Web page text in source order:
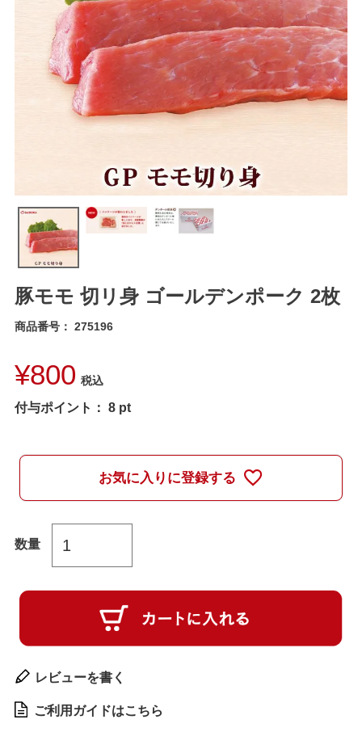
豚モモ 切リ身 ゴールデンポーク 2枚
商品番号 275196
¥800 税込
付与ポイント： 8 pt
お気に入りに登録する
レビューを書く
ご利用ガイドはこちら